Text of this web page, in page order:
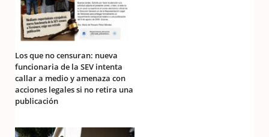
Los que no censuran: nueva
funcionaria de la SEV intenta
callar a medio y amenaza con
acciones legales si no retira una
publicación